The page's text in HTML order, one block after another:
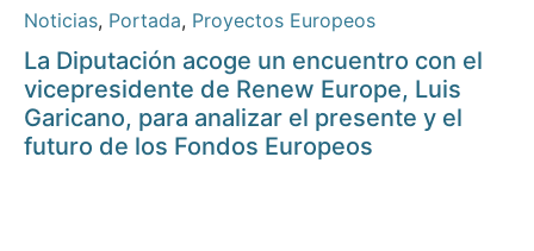
Noticias, Portada, Proyectos Europeos
La Diputación acoge un encuentro con el
vicepresidente de Renew Europe, Luis
Garicano, para analizar el presente y el
futuro de los Fondos Europeos